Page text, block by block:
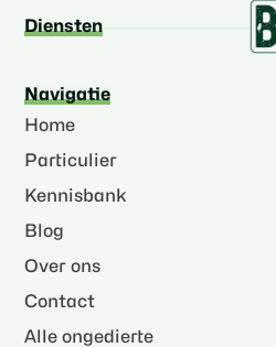
Diensten
Navigatie
Home
Particulier
Kennisbank
Blog
Over ons
Contact
Alle ongedierte